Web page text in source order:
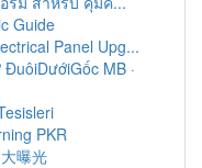
Guide
Panel Upg...
MB ·
PKR
曝光